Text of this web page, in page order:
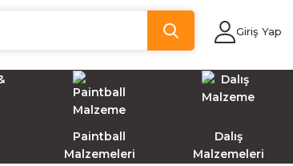
Giriş Yap
Paintball
Malzemeleri
Dalış
Malzemeleri